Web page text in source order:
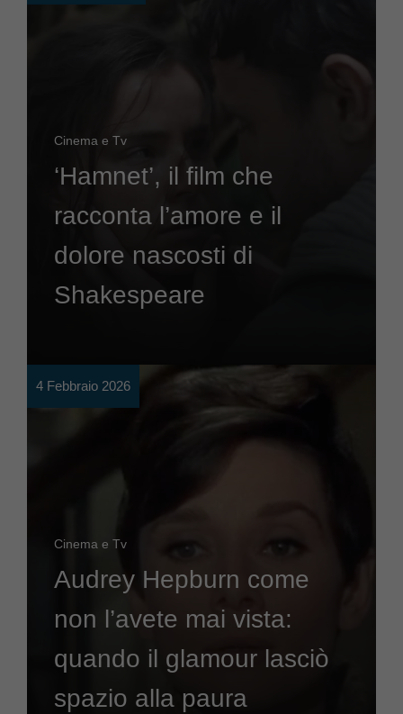
Cinema e Tv
‘Hamnet’, il film che
racconta l’amore e il
dolore nascosti di
Shakespeare
4 Febbraio 2026
Cinema e Tv
Audrey Hepburn come
non l’avete mai vista:
quando il glamour lasciò
spazio alla paura